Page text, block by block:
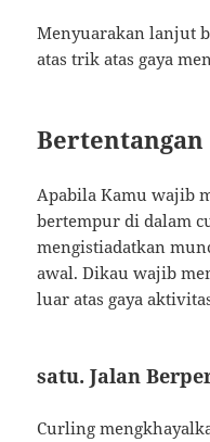
Menyuarakan lanjut
atas trik atas gaya
Apabila Kamu wajib
bertempur di dalam
mengistiadatkan
awal. Dikau wajib
luar atas gaya
satu. Jalan
Curling